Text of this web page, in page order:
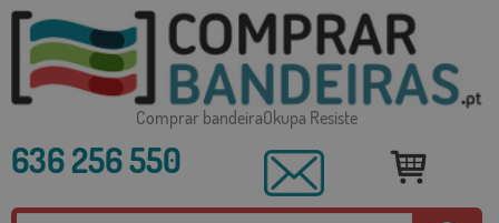
Comprar bandeiraOkupa Resiste
636 256 550